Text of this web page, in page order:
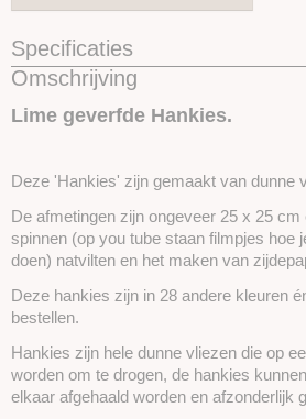
Specificaties
Productcode
Omschrijving
Lime geverfde Hankies.
Deze 'Hankies' zijn gemaakt van dunne
De afmetingen zijn ongeveer 25 x 25
spinnen (op you tube staan filmpjes hoe
doen) natvilten en het maken van
Deze hankies zijn in 28 andere kleuren
bestellen.
Hankies zijn hele dunne vliezen die op
worden om te drogen, de hankies
elkaar afgehaald worden en afzonderlijk